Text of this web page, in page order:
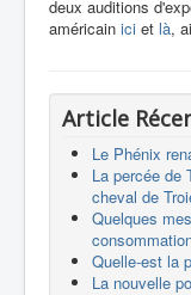
deux auditions
américain ici et là,
Article
Le Phénix
La percée de
cheval de
Quelques
Quelle-est la
La nouvelle